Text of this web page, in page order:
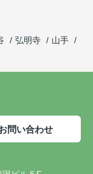
弘明寺
山手
問い合わせ